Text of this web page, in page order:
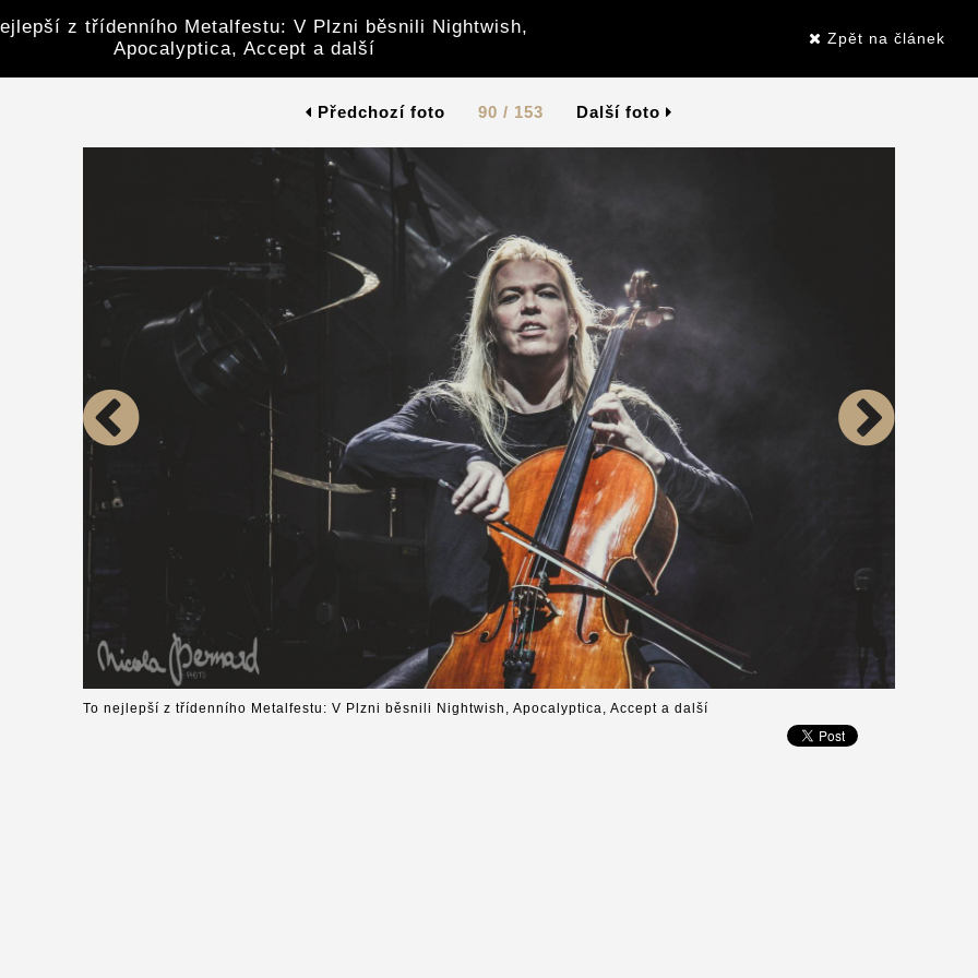
z třídenního Metalfestu: V Plzni běsnili Nightwish,
Apocalyptica, Accept a další
Zpět na článek
Předchozí foto 90 / 153 Další foto
To nejlepší z třídenního Metalfestu: V Plzni běsnili Nightwish, Apocalyptica, Accept a další